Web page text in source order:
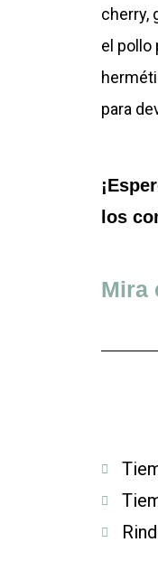
cherry,
el pollo
para
los
Mira